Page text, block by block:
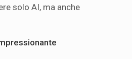
solo AI, ma anche